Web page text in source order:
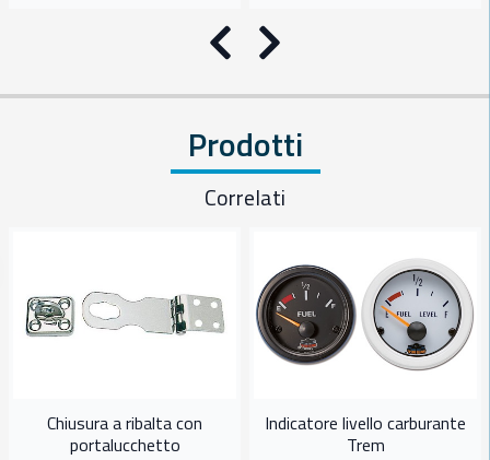
Precedente
Successivo
Prodotti
Correlati
Chiusura a ribalta con
portalucchetto
Indicatore livello carburante
Trem